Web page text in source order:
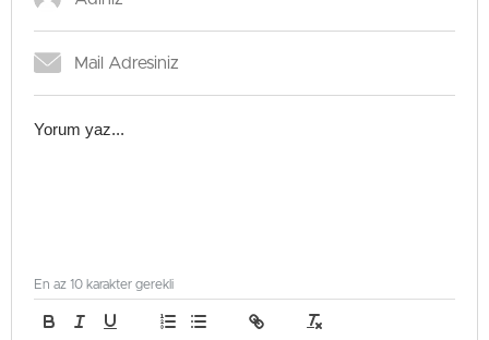
En az 10 karakter gerekli